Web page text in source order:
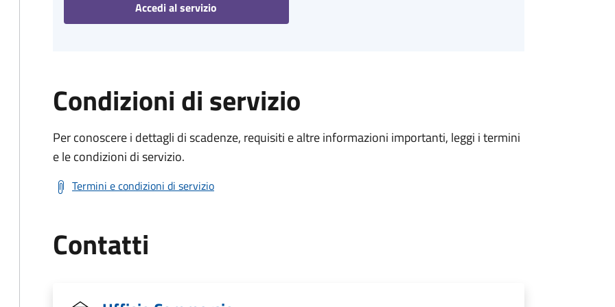
Accedi al servizio
Condizioni di servizio
Per conoscere i dettagli di scadenze, requisiti e altre informazioni importanti, leggi i termini
e le condizioni di servizio.
Termini e condizioni di servizio
Contatti